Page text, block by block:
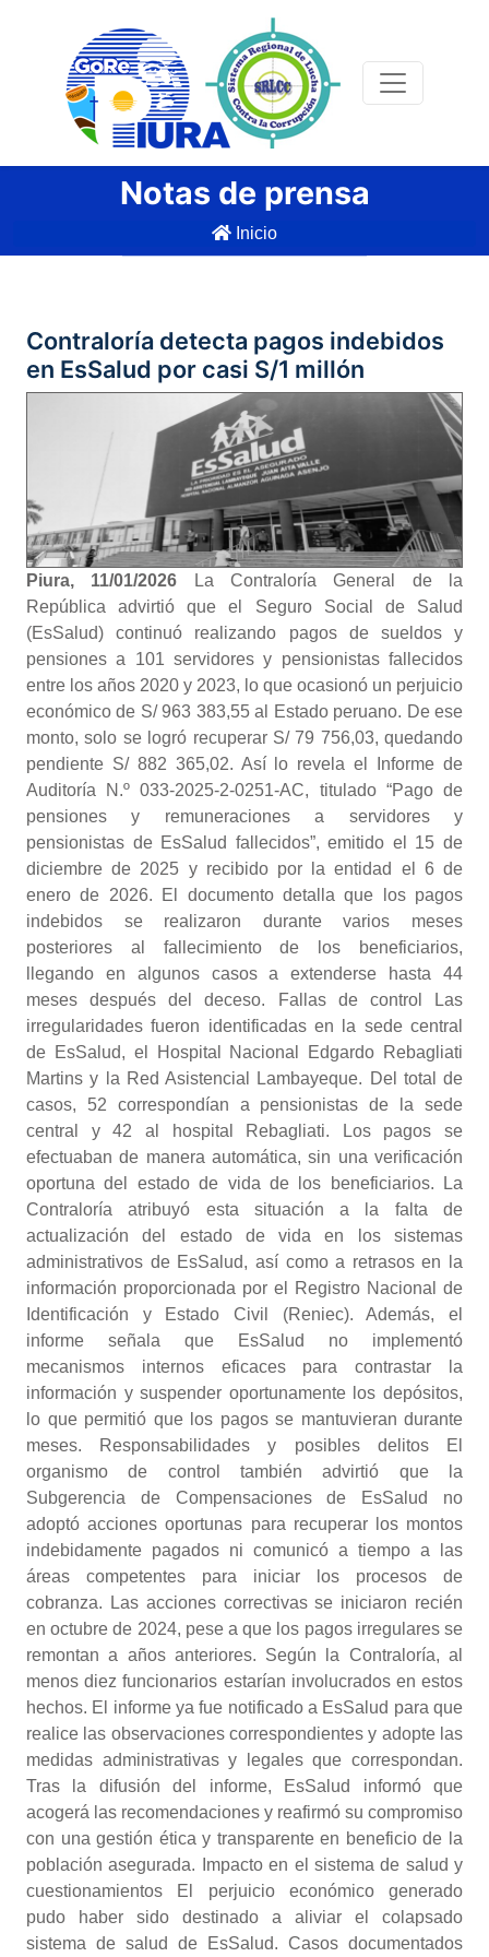
Notas de prensa
Inicio
Contraloría detecta pagos indebidos
en EsSalud por casi S/1 millón
Piura, 11/01/2026
La Contraloría General de la
República advirtió que el Seguro Social de Salud
(EsSalud) continuó realizando pagos de sueldos y
pensiones a 101 servidores y pensionistas fallecidos
entre los años 2020 y 2023, lo que ocasionó un perjuicio
económico de S/ 963 383,55 al Estado peruano. De ese
monto, solo se logró recuperar S/ 79 756,03, quedando
pendiente S/ 882 365,02. Así lo revela el Informe de
Auditoría N.º 033-2025-2-0251-AC, titulado “Pago de
pensiones y remuneraciones a servidores y
pensionistas de EsSalud fallecidos”, emitido el 15 de
diciembre de 2025 y recibido por la entidad el 6 de
enero de 2026. El documento detalla que los pagos
indebidos se realizaron durante varios meses
posteriores al fallecimiento de los beneficiarios,
llegando en algunos casos a extenderse hasta 44
meses después del deceso. Fallas de control Las
irregularidades fueron identificadas en la sede central
de EsSalud, el Hospital Nacional Edgardo Rebagliati
Martins y la Red Asistencial Lambayeque. Del total de
casos, 52 correspondían a pensionistas de la sede
central y 42 al hospital Rebagliati. Los pagos se
efectuaban de manera automática, sin una verificación
oportuna del estado de vida de los beneficiarios. La
Contraloría atribuyó esta situación a la falta de
actualización del estado de vida en los sistemas
administrativos de EsSalud, así como a retrasos en la
información proporcionada por el Registro Nacional de
Identificación y Estado Civil (Reniec). Además, el
informe señala que EsSalud no implementó
mecanismos internos eficaces para contrastar la
información y suspender oportunamente los depósitos,
lo que permitió que los pagos se mantuvieran durante
meses. Responsabilidades y posibles delitos El
organismo de control también advirtió que la
Subgerencia de Compensaciones de EsSalud no
adoptó acciones oportunas para recuperar los montos
indebidamente pagados ni comunicó a tiempo a las
áreas competentes para iniciar los procesos de
cobranza. Las acciones correctivas se iniciaron recién
en octubre de 2024, pese a que los pagos irregulares se
remontan a años anteriores. Según la Contraloría, al
menos diez funcionarios estarían involucrados en estos
hechos. El informe ya fue notificado a EsSalud para que
realice las observaciones correspondientes y adopte las
medidas administrativas y legales que correspondan.
Tras la difusión del informe, EsSalud informó que
acogerá las recomendaciones y reafirmó su compromiso
con una gestión ética y transparente en beneficio de la
población asegurada. Impacto en el sistema de salud y
cuestionamientos El perjuicio económico generado
pudo haber sido destinado a aliviar el colapsado
sistema de salud de EsSalud. Casos documentados